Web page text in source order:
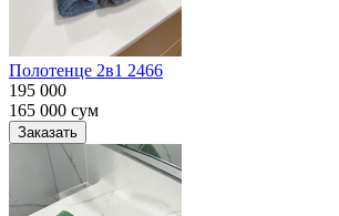
Полотенце 2в1 2466
195 000
165 000 сум
Заказать